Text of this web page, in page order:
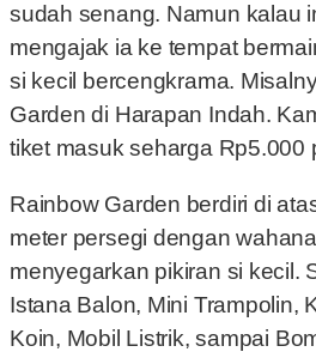
sudah senang. Namun kalau
mengajak ia ke tempat
si kecil bercengkrama.
Garden di Harapan Indah.
tiket masuk seharga Rp5.000
Rainbow Garden berdiri di
meter persegi dengan
menyegarkan pikiran si kecil.
Istana Balon, Mini Trampolin,
Koin, Mobil Listrik, sampai